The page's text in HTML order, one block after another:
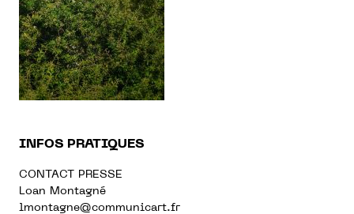
INFOS PRATIQUES
CONTACT PRESSE
Loan Montagné
lmontagne@communicart.fr